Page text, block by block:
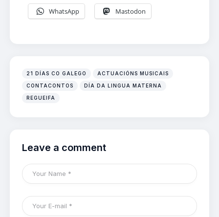
WhatsApp Mastodon
21 DÍAS CO GALEGO ACTUACIÓNS MUSICAIS
CONTACONTOS DÍA DA LINGUA MATERNA
REGUEIFA
Leave a comment